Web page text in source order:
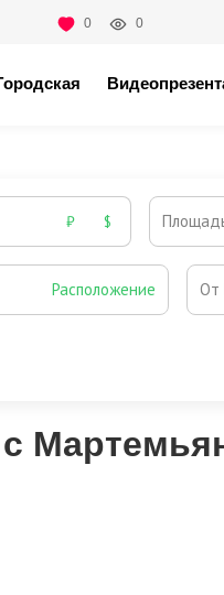
0 0
₽ $
Расположение От